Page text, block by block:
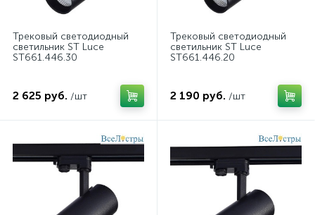
Трековый светодиодный
светильник ST Luce
ST661.446.30
2 625 руб. /шт
Трековый светодиодный
светильник ST Luce
ST661.446.20
2 190 руб. /шт